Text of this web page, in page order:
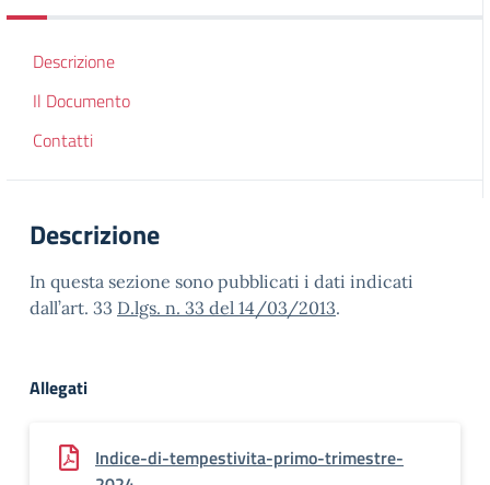
Descrizione
Il Documento
Contatti
Descrizione
In questa sezione sono pubblicati i dati indicati
dall’art. 33 D.lgs. n. 33 del 14/03/2013.
Allegati
Indice-di-tempestivita-primo-trimestre-